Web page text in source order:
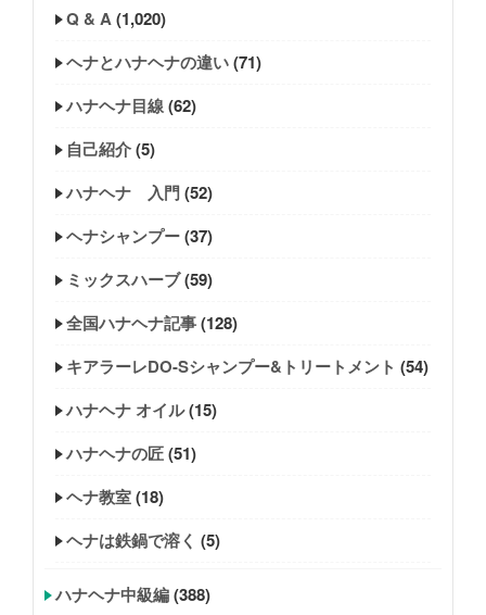
Q & A(1,020)
ヘナとハナヘナの違い(71)
ハナヘナ目線(62)
自己紹介(5)
ハナヘナ 入門(52)
ヘナシャンプー(37)
ミックスハーブ(59)
全国ハナヘナ記事(128)
キアラーレDO-Sシャンプー&トリートメント (54)
ハナヘナ オイル(15)
ハナヘナの匠(51)
ヘナ教室(18)
ヘナは鉄鍋で溶く (5)
ハナヘナ中級編(388)